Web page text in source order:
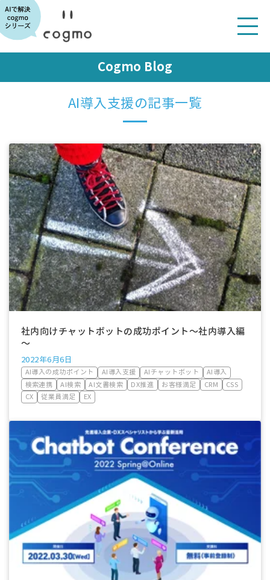
Cogmo Blog
AI導入支援の記事一覧
社内向けチャットボットの成功ポイント～社内導入編
～
2022年6月6日
AI導入の成功ポイント AI導入支援 AIチャットボット
AI導入
検索連携
AI検索 AI文書検索 DX推進 お客様満足 CRM
CSS
CX
従業員満足 EX